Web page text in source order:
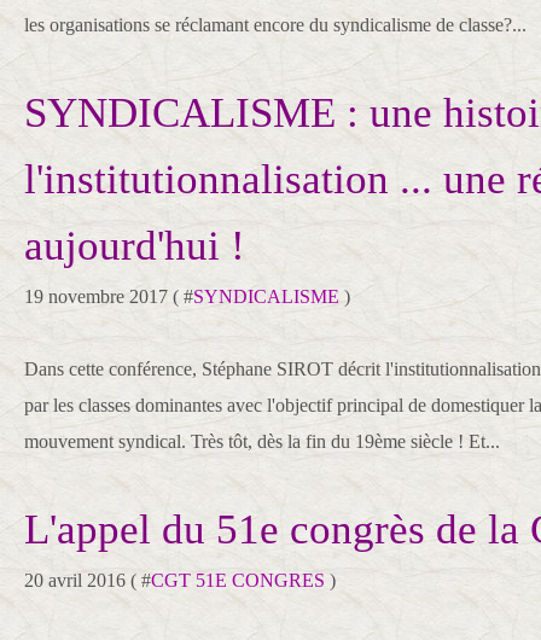
les organisations se réclamant encore du syndicalisme de classe?...
SYNDICALISME : une
l'institutionnalisation ... une
aujourd'hui !
19 novembre 2017 ( #SYNDICALISME )
Dans cette conférence, Stéphane SIROT décrit
par les classes dominantes avec l'objectif principal de domestiquer
mouvement syndical. Très tôt, dès la fin du 19ème siècle ! Et...
L'appel du 51e congrès de la
20 avril 2016 ( #CGT 51E CONGRES )